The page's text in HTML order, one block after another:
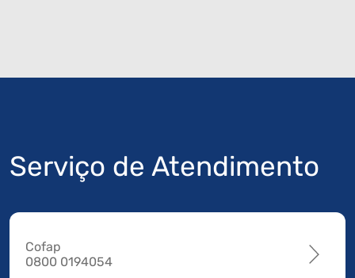
Serviço de Atendimento
Cofap
0800 0194054